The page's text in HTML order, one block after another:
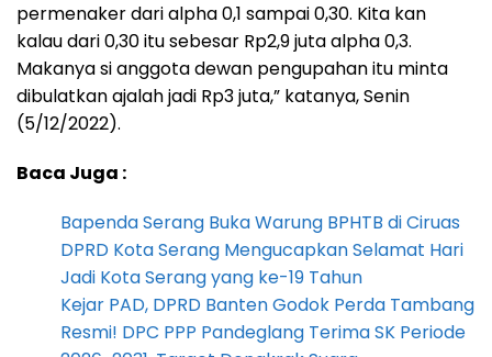
permenaker dari alpha 0,1 sampai 0,30. Kita kan
kalau dari 0,30 itu sebesar Rp2,9 juta alpha 0,3.
Makanya si anggota dewan pengupahan itu minta
dibulatkan ajalah jadi Rp3 juta,” katanya, Senin
(5/12/2022).
Baca Juga :
Bapenda Serang Buka Warung BPHTB di Ciruas
DPRD Kota Serang Mengucapkan Selamat Hari
Jadi Kota Serang yang ke-19 Tahun
Kejar PAD, DPRD Banten Godok Perda Tambang
Resmi! DPC PPP Pandeglang Terima SK Periode